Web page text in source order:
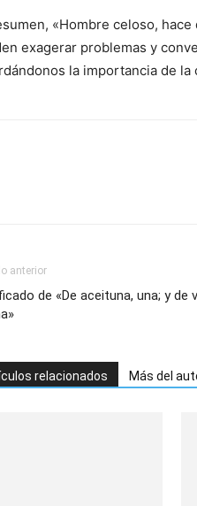
«Hombre celoso,
exagerar problemas y
la importancia de
anterior
de «De aceituna, una; y de
relacionados Más del